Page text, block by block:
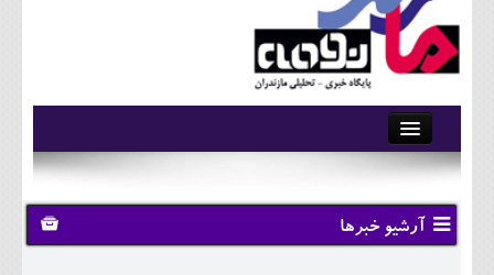
آرشیو
تماس با ما
وبلاگ
آرشیو خبرها